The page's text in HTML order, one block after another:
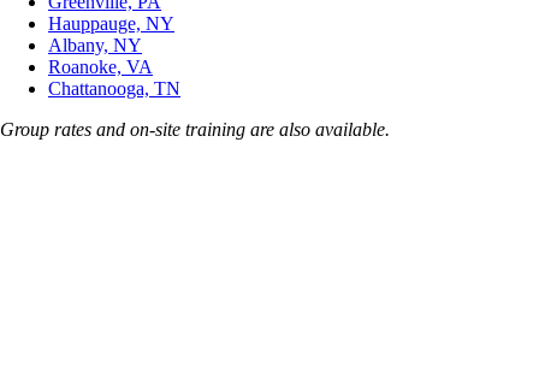
Hauppauge, NY
Albany, NY
Roanoke, VA
Chattanooga, TN
Group rates and on-site training are also available.